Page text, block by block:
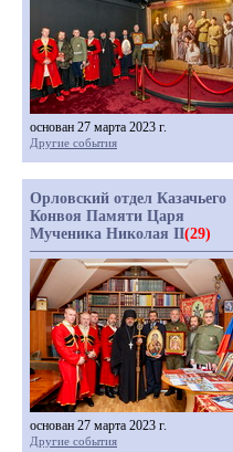
основан 27 марта 2023 г.
Другие события
Орловский отдел Казачьего
Конвоя Памяти Царя
Мученика Николая II(29)
основан 27 марта 2023 г.
Другие события